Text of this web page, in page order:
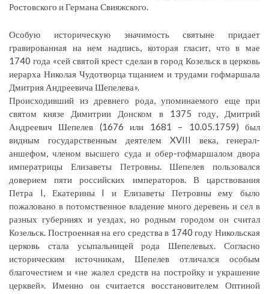
Ростовского и Германа Свияжского.
Особую историческую значимость святыне придает
гравированная на нем надпись, которая гласит, что в мае
1740 года «сей святой крест сделан в город Козельск в церковь
иерарха Николая Чудотворца тщанием и трудами гофмаршала
Дмитрия Андреевича Шепелева».
Происходивший из древнего рода, упоминаемого еще при
святом князе Димитрии Донском в 1375 году, Дмитрий
Андреевич Шепелев (1676 или 1681 – 10.05.1759) был
видным государственным деятелем XVIII века, генерал-
аншефом, членом высшего суда и обер-гофмаршалом двора
императрицы Елизаветы Петровны. Шепелев пользовался
доверием пяти российских императоров. В царствования
Петра I, Екатерины I и Елизаветы Петровны ему было
пожаловано в потомственное владение много деревень и сел в
разных губерниях и уездах, но родным городом он считал
Козельск. Построенная на его средства в 1740 году Никольская
церковь стала усыпальницей рода Шепелевых. Согласно
историческим источникам, Шепелев отличался особым
благочестием и «не жалел средств на постройку и украшение
церквей». Именно он считается восстановителем Оптиной